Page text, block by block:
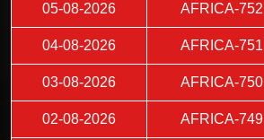
05-08-2026 AFRICA-752
04-08-2026 AFRICA-751
03-08-2026 AFRICA-750
02-08-2026 AFRICA-749